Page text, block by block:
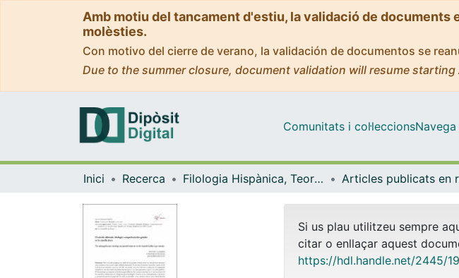
Amb motiu del tancament d'estiu, la validació de
molèsties.
Con motivo del cierre de verano, la validación de documentos se
Due to the summer closure, document validation will resume
Comunitats i col·leccions
Inici Recerca Filologia Hispànica, Teoria de la Literatura i Comunicació
Si us plau utilitzeu sempre
citar o enllaçar aquest
https://hdl.handle.net/2445/